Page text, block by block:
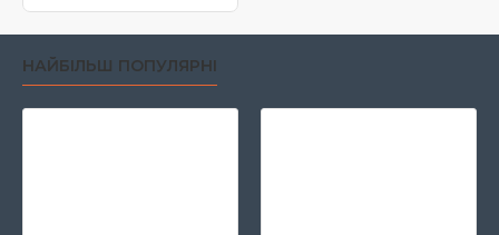
НАЙБІЛЬШ ПОПУЛЯРНІ